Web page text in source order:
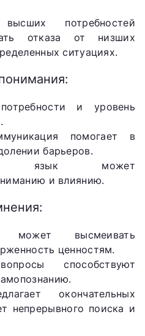
высших потребностей
отказа от низших
ситуациях.
и уровень
помогает в
барьеров.
язык может
и влиянию.
высмеивать
ценностям.
способствуют
окончательных
непрерывного поиска и